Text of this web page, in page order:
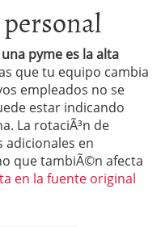
pyme es la alta
que tu equipo cambia
empleados no se
estar indicando
La rotaciÃ³n de
adicionales en
que tambiÃ©n afecta
en la fuente original